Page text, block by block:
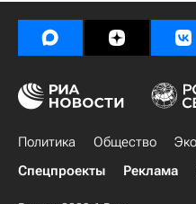
Политика Общество
Спецпроекты
Реклама